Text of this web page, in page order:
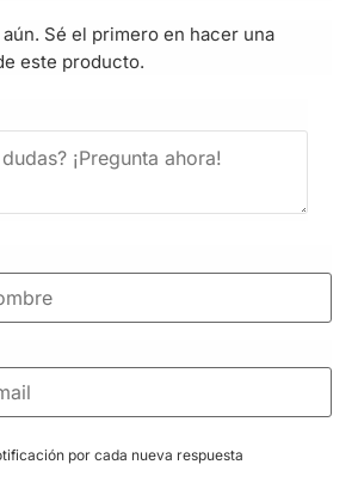
Sé el primero en hacer una
este producto.
por cada nueva respuesta